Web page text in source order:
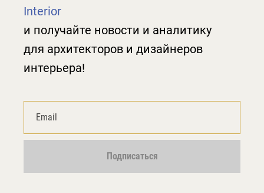
Interior
и получайте новости и аналитику
для архитекторов и дизайнеров
интерьера!
Подписаться